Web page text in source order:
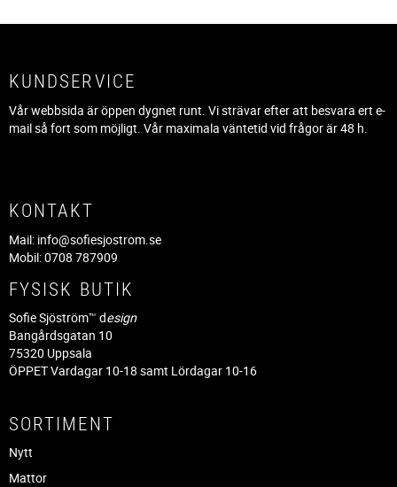
KUNDSERVICE
Vår webbsida är öppen dygnet runt. Vi strävar efter att besvara ert e-
mail så fort som möjligt. Vår maximala väntetid vid frågor är 48 h.
KONTAKT
Mail: info@sofiesjostrom.se
Mobil: 0708 787909
FYSISK BUTIK
Sofie Sjöström™ design
Bangårdsgatan 10
75320 Uppsala
ÖPPET Vardagar 10-18 samt Lördagar 10-16
SORTIMENT
Nytt
Mattor